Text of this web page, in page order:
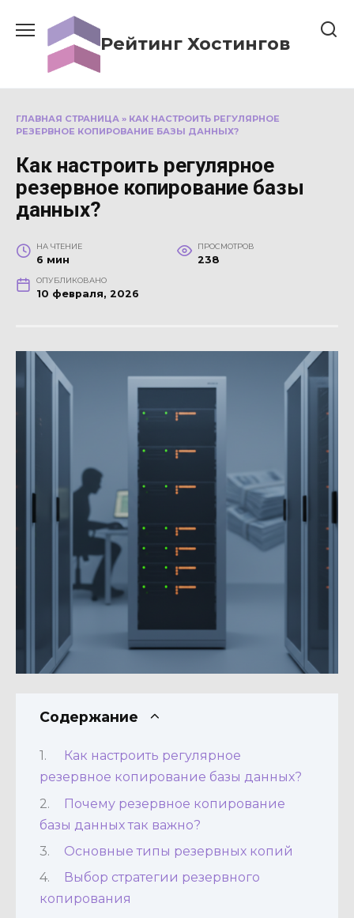
содержанию
Рейтинг Хостингов
ГЛАВНАЯ СТРАНИЦА » КАК НАСТРОИТЬ РЕГУЛЯРНОЕ
РЕЗЕРВНОЕ КОПИРОВАНИЕ БАЗЫ ДАННЫХ?
Как настроить регулярное
резервное копирование базы
данных?
НА ЧТЕНИЕ
6 мин
ПРОСМОТРОВ
238
ОПУБЛИКОВАНО
10 февраля, 2026
Содержание
Как настроить регулярное
резервное копирование базы данных?
Почему резервное копирование
базы данных так важно?
Основные типы резервных копий
Выбор стратегии резервного
копирования